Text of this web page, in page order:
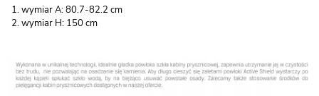
wymiar A: 80.7-82.2 cm
wymiar H: 150 cm